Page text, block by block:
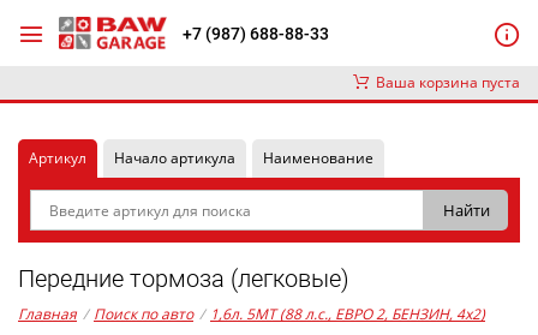
+7 (987) 688-88-33
Ваша корзина пуста
Артикул Начало артикула Наименование
Передние тормоза (легковые)
Главная / Поиск по авто / 1,6л. 5MT (88 л.с., ЕВРО 2, БЕНЗИН, 4x2)